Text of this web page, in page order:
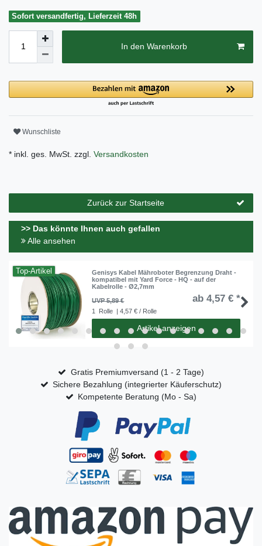
Sofort versandfertig, Lieferzeit 48h
In den Warenkorb
Wunschliste
* inkl. ges. MwSt. zzgl. Versandkosten
Zurück zur Startseite
>> Das könnte Ihnen auch gefallen
Alle ansehen
Top-Artikel
Genisys Kabel Mähroboter Begrenzung Draht -
kompatibel mit Yard Force - HQ - auf der
Kabelrolle - Ø2,7mm
UVP 5,89 €
ab 4,57 € *
1 Rolle | 4,57 € / Rolle
Artikel anzeigen
Gratis Premiumversand (1 - 2 Tage)
Sichere Bezahlung (integrierter Käuferschutz)
Kompetente Beratung (Mo - Sa)